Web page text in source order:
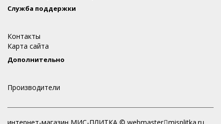
Служба поддержки
Контакты
Карта сайта
Дополнительно
Производители